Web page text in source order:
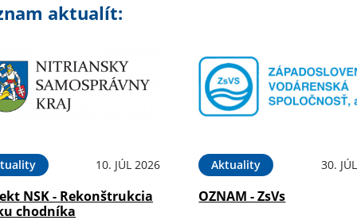
aktualít:
10. JÚL 2026
NSK - Rekonštrukcia
chodníka
Aktuality 30.
OZNAM - ZsVs